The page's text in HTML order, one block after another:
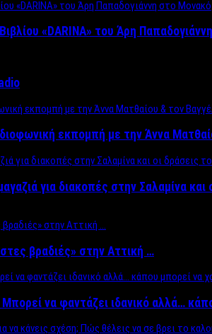
«DARINA» του Άρη
εκπομπή με την Άννα
για διακοπές στην Σαλαμίνα
βραδιές» στην Αττική …
να φαντάζει ιδανικό αλλά…